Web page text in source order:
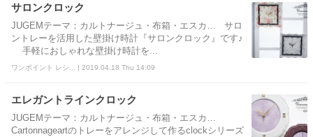
サロンクロック
JUGEMテーマ：カルトナージュ・布箱・エスカ… サロ
ントレーを活用した壁掛け時計『サロンクロック』です♪
手軽におしゃれな壁掛け時計を...
ワンポイント レシ... | 2019.04.18 Thu 14:09
エレガントラインクロック
JUGEMテーマ：カルトナージュ・布箱・エスカ…
Cartonnageartのトレーをアレンジして作るclockシリーズ